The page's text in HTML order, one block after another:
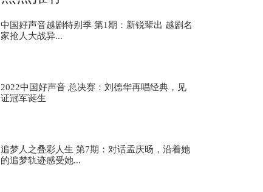
台州大陈岛惊涛骇浪
舟山普陀沿海掀起二三十米巨浪，水位已与路面
中国好声音越剧特别季 第1期：新锐辈出 越剧名
家抢人大战异...
2022中国好声音 总决赛：刘德华再唱经典，见
证冠军诞生
追梦人之叠彩人生 第7期：对话孟庆旸，沿着她
的追梦轨迹感受她...